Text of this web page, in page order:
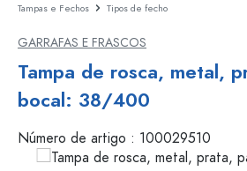
Tampas e Fechos Tipos de fecho
GARRAFAS E FRASCOS
Tampa de rosca, metal,
bocal: 38/400
Número de artigo : 100029510